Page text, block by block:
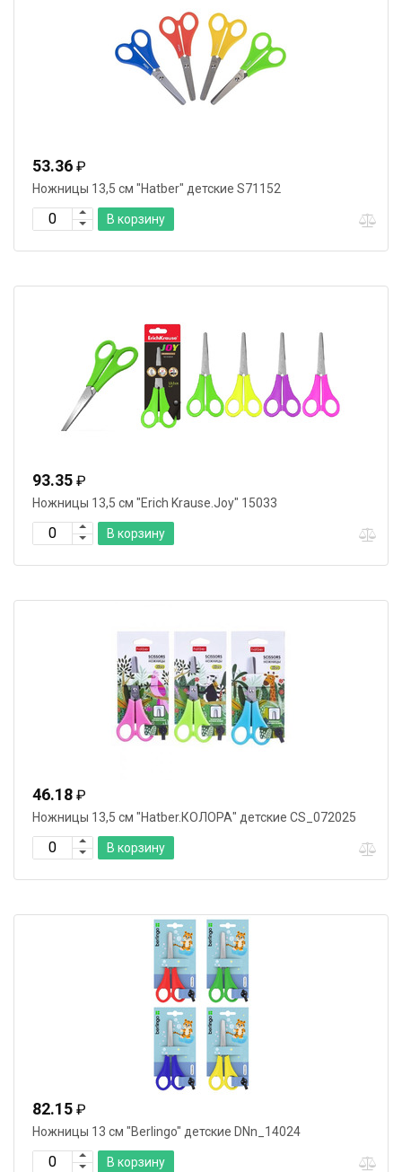
53.36 ₽
Ножницы 13,5 см "Hatber" детские S71152
В корзину
93.35 ₽
Ножницы 13,5 см "Erich Krause.Joy" 15033
В корзину
46.18 ₽
Ножницы 13,5 см "Hatber.КОЛОРА" детские CS_072025
В корзину
82.15 ₽
Ножницы 13 cм "Berlingo" детские DNn_14024
В корзину